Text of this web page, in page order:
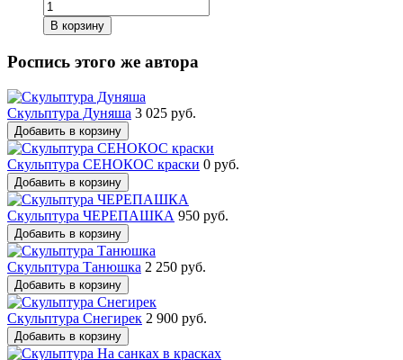
В корзину
Роспись этого же автора
Скульптура Дуняша 3 025 руб.
Добавить в корзину
Скульптура СЕНОКОС краски 0 руб.
Добавить в корзину
Скульптура ЧЕРЕПАШКА 950 руб.
Добавить в корзину
Скульптура Танюшка 2 250 руб.
Добавить в корзину
Скульптура Снегирек 2 900 руб.
Добавить в корзину